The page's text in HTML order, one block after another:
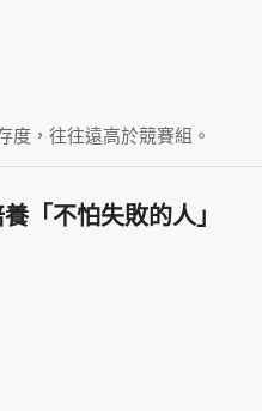
度，往往遠高於競賽組。
「不怕失敗的人」